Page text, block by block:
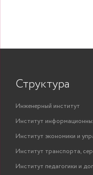
Структура
Инженерный институт
Институт
Институт экономики и
Институт транспорта,
Институт педагогики и